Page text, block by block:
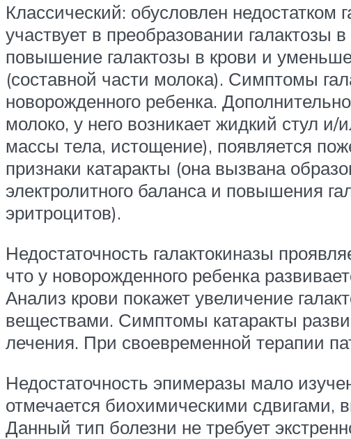
Классический: обусловлен
участвует в преобразовании галактозы
повышение галактозы в крови и
(составной части молока). Симптомы
новорожденного ребенка.
молоко, у него возникает жидкий стул
массы тела, истощение), появляется
признаки катаракты (она вызвана
электролитного баланса и повышения
эритроцитов).
Недостаточность галактокиназы
что у новорожденного ребенка
Анализ крови покажет увеличение
веществами. Симптомы катаракты
лечения. При своевременной терапии
Недостаточность эпимеразы мало
отмечается биохимическими
Данный тип болезни не требует